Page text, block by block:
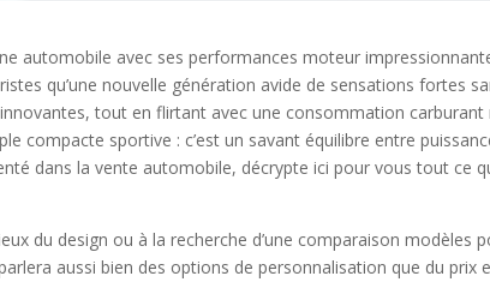
automobile avec ses performances moteur
qu’une nouvelle génération avide de sensations fortes
tout en flirtant avec une consommation
compacte sportive : c’est un savant équilibre entre
dans la vente automobile, décrypte ici pour vous tout ce
du design ou à la recherche d’une comparaison modèles
aussi bien des options de personnalisation que du prix